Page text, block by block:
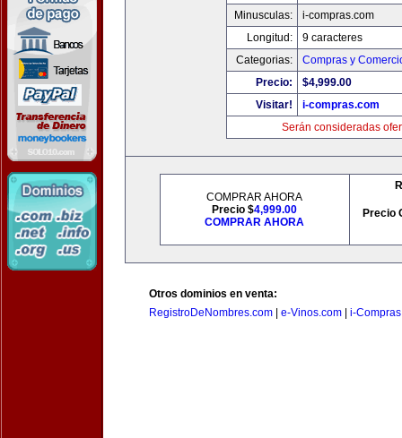
Minusculas:
i-compras.com
Longitud:
9 caracteres
Categorias:
Compras y
Precio:
$4,999.00
Visitar!
i-compras.com
Serán consideradas
COMPRAR AHORA
Precio $4,999.00
COMPRAR AHORA
Precio
Otros dominios en venta:
RegistroDeNombres.com
e-Vinos.com i-